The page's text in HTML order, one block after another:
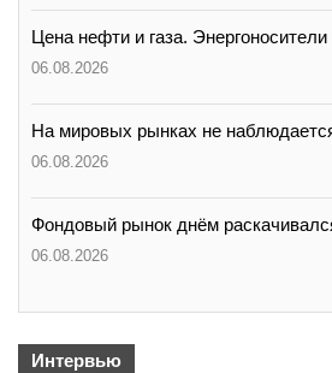
Цена нефти и газа. Энергоносители
06.08.2026
На мировых рынках не
06.08.2026
Фондовый рынок днём
06.08.2026
Интервью